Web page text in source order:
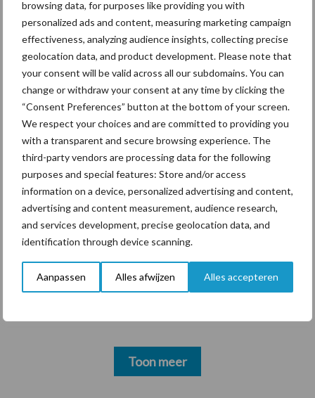
browsing data, for purposes like providing you with
personalized ads and content, measuring marketing campaign
effectiveness, analyzing audience insights, collecting precise
geolocation data, and product development. Please note that
your consent will be valid across all our subdomains. You can
change or withdraw your consent at any time by clicking the
“Consent Preferences” button at the bottom of your screen.
We respect your choices and are committed to providing you
with a transparent and secure browsing experience. The
third-party vendors are processing data for the following
purposes and special features: Store and/or access
information on a device, personalized advertising and content,
advertising and content measurement, audience research,
and services development, precise geolocation data, and
identification through device scanning.
Aanpassen Alles afwijzen Alles accepteren
ForFarmers ziet volume en
marktaandeel groeien in
krimpende Nederlandse
markt
Themapagina's
Diergezondheid Bemesting Fokkerij
Mastitis Hittestress
Toon meer